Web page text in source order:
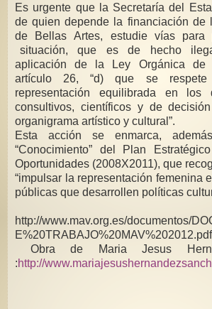
Es urgente que la Secretaría del
de quien depende la financiación de
de Bellas Artes, estudie vías
situación, que es de hecho
aplicación de la Ley Orgánica de
artículo 26, “d) que se
representación equilibrada en los
consultivos, científicos y de
organigrama artístico y cultural”.
Esta acción se enmarca,
“Conocimiento” del Plan
Oportunidades (2008X2011), que
“impulsar la representación femenina
públicas que desarrollen políticas
http://www.mav.org.es/documentos/
E%20TRABAJO%20MAV%202012.pdf
Obra de Maria Jesus
:http://